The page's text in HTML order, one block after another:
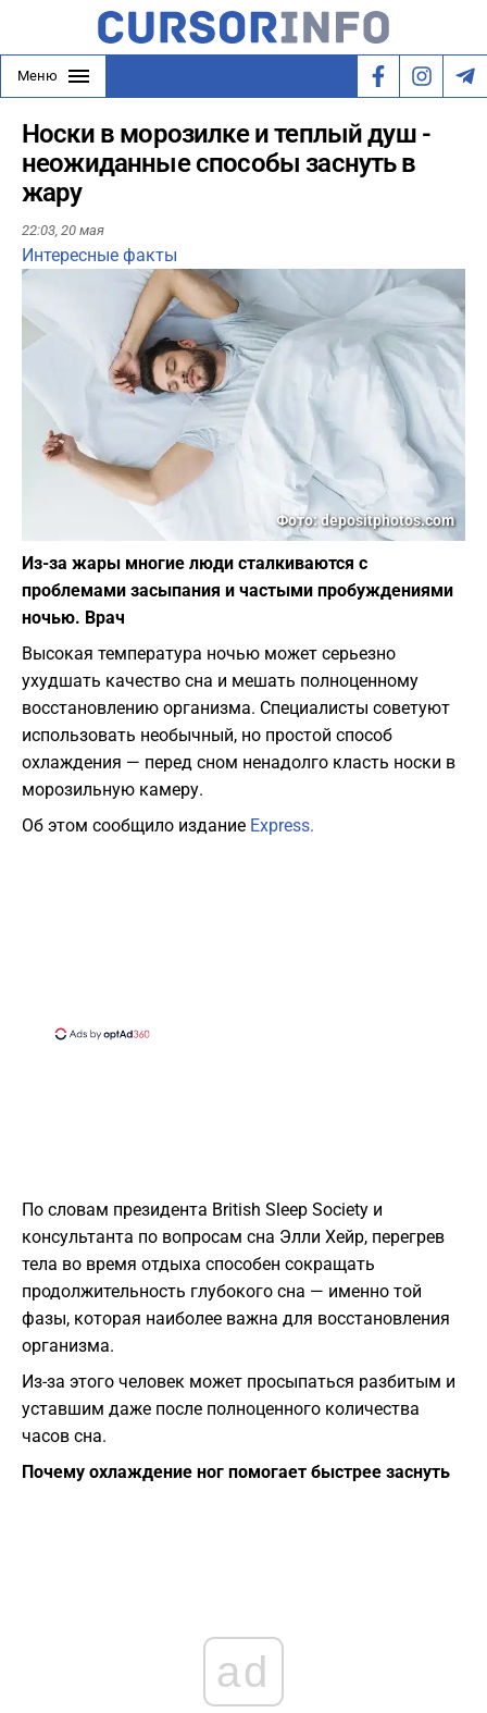
Меню
Носки в морозилке и теплый душ -
неожиданные способы заснуть в
жару
22:03, 20 мая
Интересные факты
Фото: depositphotos.com
Из-за жары многие люди сталкиваются с
проблемами засыпания и частыми пробуждениями
ночью. Врач
Высокая температура ночью может серьезно
ухудшать качество сна и мешать полноценному
восстановлению организма. Специалисты советуют
использовать необычный, но простой способ
охлаждения — перед сном ненадолго класть носки в
морозильную камеру.
Об этом сообщило издание Express.
По словам президента British Sleep Society и
консультанта по вопросам сна Элли Хейр, перегрев
тела во время отдыха способен сокращать
продолжительность глубокого сна — именно той
фазы, которая наиболее важна для восстановления
организма.
Из-за этого человек может просыпаться разбитым и
уставшим даже после полноценного количества
часов сна.
Почему охлаждение ног помогает быстрее заснуть
ad